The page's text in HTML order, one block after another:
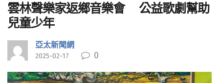
雲林聲樂家返鄉音樂會 公益歌劇幫助
兒童少年
亞太新聞網
2025-02-17 0